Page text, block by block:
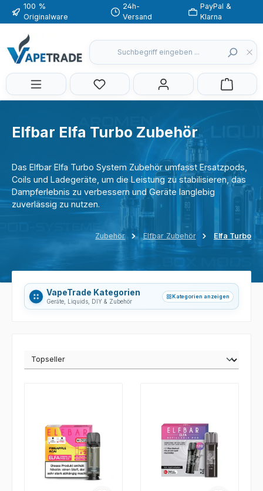
Zum Hauptinhalt springen
100 %
Originalware
24h-
Versand
PayPal &
Klarna
Du hast 0 Produkte auf dem
Elfbar Elfa Turbo Zubehör
Das Elfbar Elfa Turbo System Zubehör umfasst Ersatzpods,
Coils und Ladegeräte, um die Leistung zu stabilisieren, das
Dampferlebnis zu verbessern und Geräte langlebig
zuverlässig zu nutzen.
Zubehör Elfbar Zubehör Elfa Turbo
VapeTrade Kategorien
Geräte, Liquids, DIY & Zubehör
grid_viewKategorien anzeigen